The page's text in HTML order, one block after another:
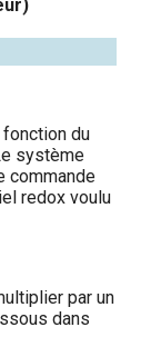
du
système
commande
redox voulu
par un
dans